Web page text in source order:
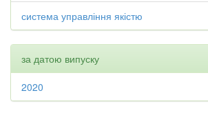
система управління якістю
за датою випуску
2020